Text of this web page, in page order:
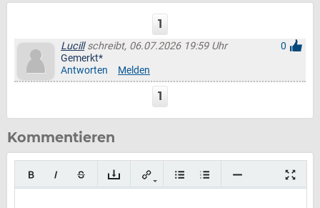
1
Lucillschreibt, 06.07.2026 19:59 Uhr
0
Gemerkt*
Antworten
Melden
1
Kommentieren